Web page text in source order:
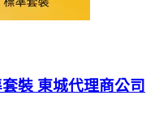
裝 東城代理商公司